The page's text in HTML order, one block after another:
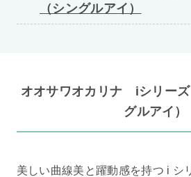
（シングルアイ）
オオサワオカリナ iシリー
グルアイ）
美しい曲線美と躍動感を持つ i シ